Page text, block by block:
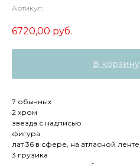
Артикул:
6720,00 руб.
В корзину
7 обычных
2 хром
звезда с надписью
фигура
лат 36 в сфере, на атласной ленте
3 грузика